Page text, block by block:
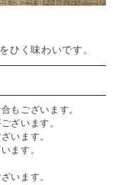
ひく味わいです。
もございます。
ざいます。
います。
ます。
います。